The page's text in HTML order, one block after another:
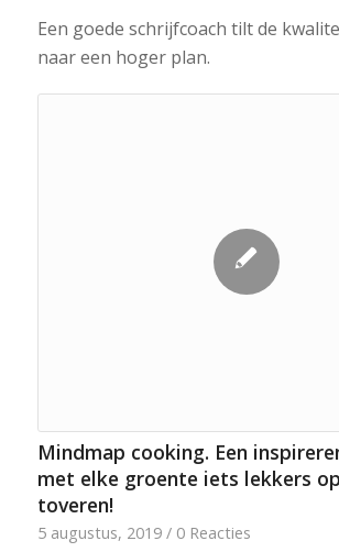
Een goede schrijfcoach tilt de
naar een hoger plan.
Mindmap cooking. Een
met elke groente iets lekkers
toveren!
5 augustus, 2019 / 0 Reacties